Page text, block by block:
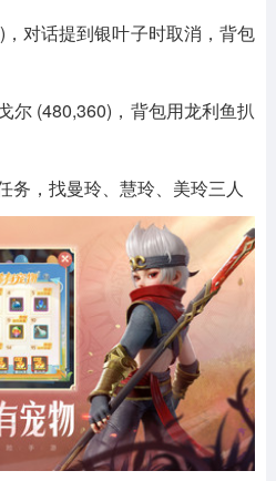
对话提到银叶子时取消，背包
尔 (480,360)，背包用龙利鱼扒
务，找曼玲、慧玲、美玲三人